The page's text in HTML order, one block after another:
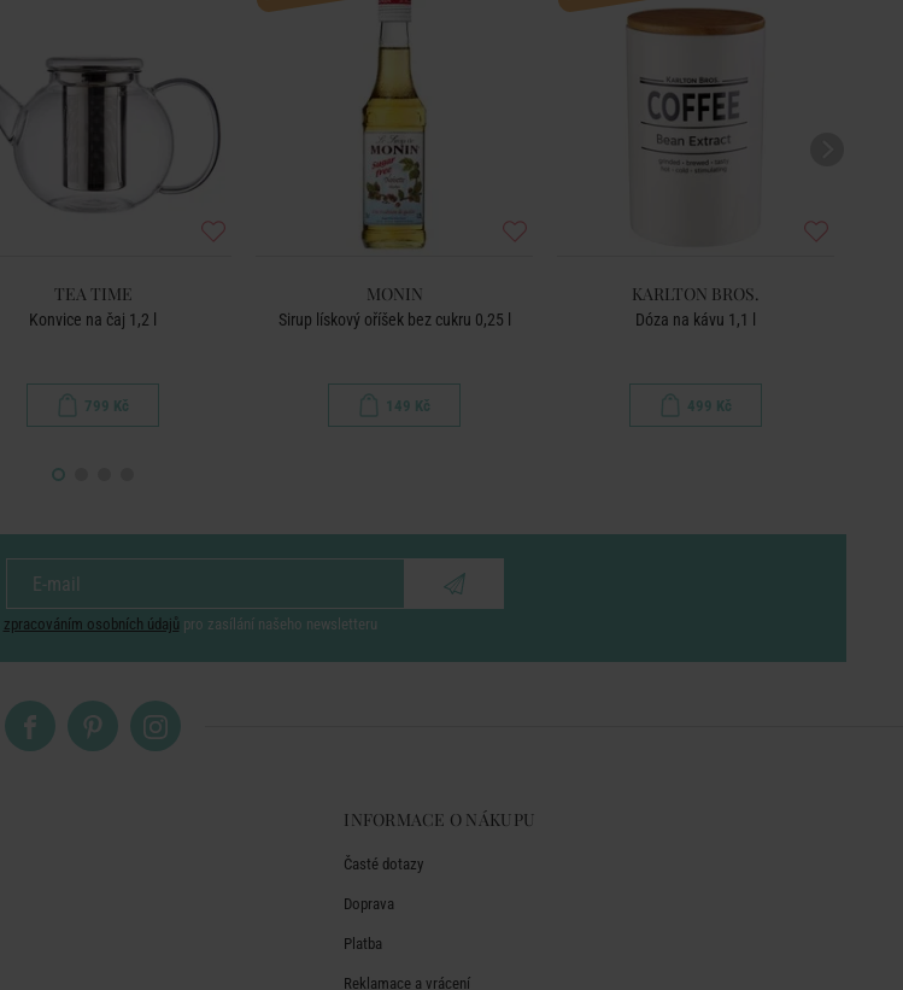
TEA TIME
Konvice na čaj 1,2 l
799 Kč
MONIN
Sirup lískový oříšek bez cukru 0,25 l
149 Kč
KARLTON BROS.
Dóza na kávu 1,1 l
499 Kč
zpracováním osobních údajů pro zasílání našeho newsletteru
INFORMACE O NÁKUPU
Časté dotazy
Doprava
Platba
Reklamace a vrácení